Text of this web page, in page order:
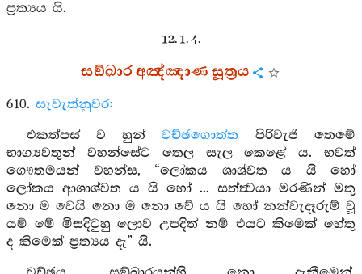
ප්‍රත්‍යය යි.
12. 1. 4.
සඞ්ඛාර අඤ්ඤාණ සූත්‍රය
610. සැවැත්නුවර:
එකත්පස් ව හුන්වච්ඡගොත්ත පිරිවැජි තෙමේ
භාග්‍යවතුන් වහන්සේට තෙල සැල කෙළේ ය. භවත්
ගෞතමයන් වහන්ස, “ලෝකය ශාශ්වත ය යි හෝ
ලෝකය ආශාශ්වත ය යි හෝ ... සත්ත්‍වයා මරණින් මතු
නො ම වෙයි නො ම නො වේ ය යි හෝ නන්වැදෑරුම් වූ
යම් මේ මිසදිටුහු ලොව උපදිත් නම් එයට කිමෙක් හේතු
ද කිමෙක් ප්‍රත්‍යය දැ” යි.